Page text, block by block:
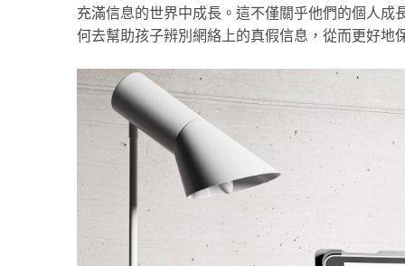
充滿信息的世界中成長。這不僅關乎他們的個人
何去幫助孩子辨別網絡上的真假信息，從而更好地